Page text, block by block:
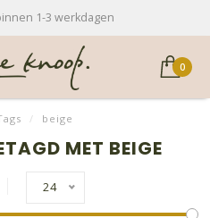
1-3 werkdagen
0
/ beige
MET BEIGE
24